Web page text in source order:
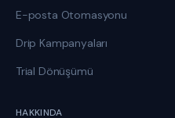
E-posta Otomasyonu
Drip Kampanyaları
Trial Dönüşümü
HAKKINDA